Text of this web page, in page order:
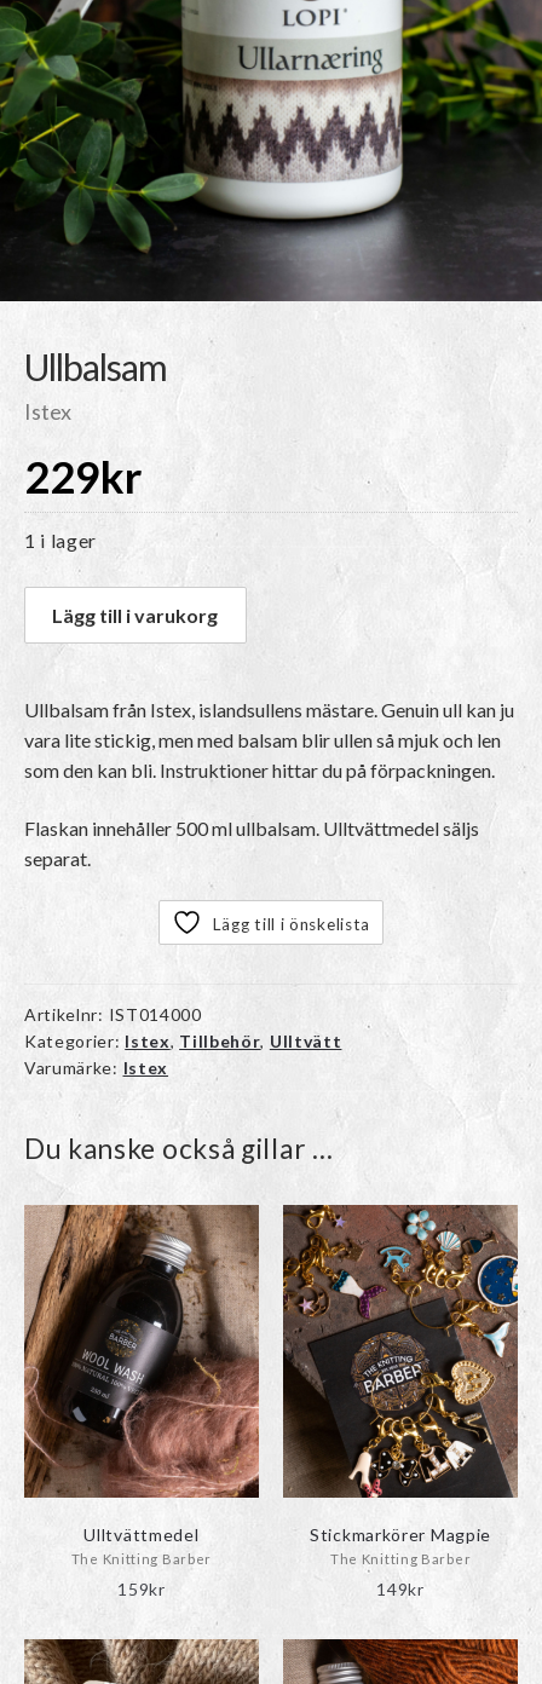
Ullbalsam
Istex
229kr
1 i lager
Lägg till i varukorg
Ullbalsam från Istex, islandsullens mästare. Genuin ull kan ju
vara lite stickig, men med balsam blir ullen så mjuk och len
som den kan bli. Instruktioner hittar du på förpackningen.
Flaskan innehåller 500 ml ullbalsam. Ulltvättmedel säljs
separat.
Lägg till i önskelista
Artikelnr: IST014000
Kategorier: Istex, Tillbehör, Ulltvätt
Varumärke: Istex
Du kanske också gillar …
Ulltvättmedel
The Knitting Barber
159kr
Stickmarkörer Magpie
The Knitting Barber
149kr